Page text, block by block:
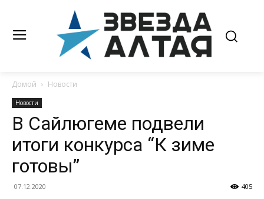
Домой Новости
Новости
В Сайлюгеме подвели
итоги конкурса “К зиме
готовы”
07.12.2020 405